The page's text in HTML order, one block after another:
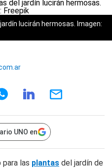
lucirán hermosas. Imagen:
UNO en
las plantas del jardín de